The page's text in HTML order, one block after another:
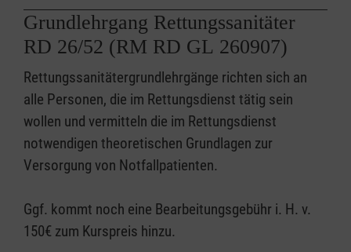
Grundlehrgang Rettungssanitäter
RD 26/52 (RM RD GL 260907)
Rettungssanitätergrundlehrgänge richten sich an
alle Personen, die im Rettungsdienst tätig sein
wollen und vermitteln die im Rettungsdienst
notwendigen theoretischen Grundlagen zur
Versorgung von Notfallpatienten.
Ggf. kommt noch eine Bearbeitungsgebühr i. H. v.
150€ zum Kurspreis hinzu.